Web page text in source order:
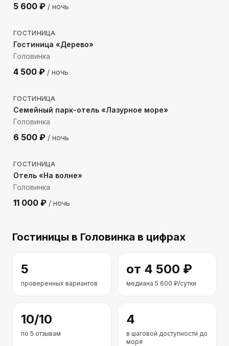
5 600 ₽ / ночь
187 м до моря
ГОСТИНИЦА
Гостиница «Дерево»
Головинка
4 500 ₽ / ночь
421м до моря
ГОСТИНИЦА
Семейный парк-отель «Лазурное море»
Головинка
6 500 ₽ / ночь
69 м до моря
ГОСТИНИЦА
Отель «На волне»
Головинка
11 000 ₽ / ночь
Гостиницы в Головинка в цифрах
5
проверенных вариантов
от 4 500 ₽
медиана 5 600 ₽/сутки
10/10
по 5 отзывам
4
в шаговой доступности до
моря